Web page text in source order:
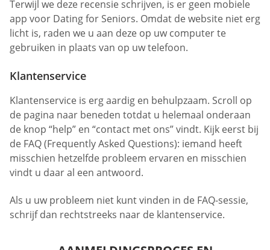
Terwijl we deze recensie schrijven, is er geen mobiele
app voor Dating for Seniors. Omdat de website niet erg
licht is, raden we u aan deze op uw computer te
gebruiken in plaats van op uw telefoon.
Klantenservice
Klantenservice is erg aardig en behulpzaam. Scroll op
de pagina naar beneden totdat u helemaal onderaan
de knop “help” en “contact met ons” vindt. Kijk eerst bij
de FAQ (Frequently Asked Questions): iemand heeft
misschien hetzelfde probleem ervaren en misschien
vindt u daar al een antwoord.
Als u uw probleem niet kunt vinden in de FAQ-sessie,
schrijf dan rechtstreeks naar de klantenservice.